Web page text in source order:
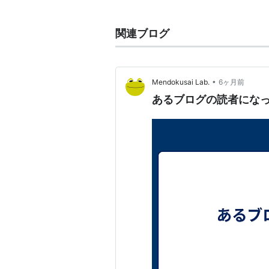
関連ブログ
Mendokusai Lab. • 6ヶ月前
あるブログの読者にな